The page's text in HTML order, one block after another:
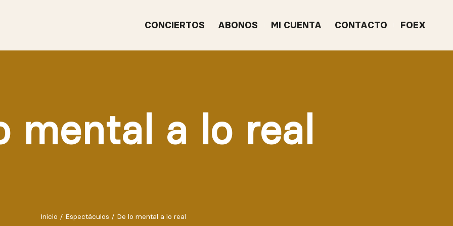
CONCIERTOS ABONOS MI CUENTA CONTACTO FOEX
mental a lo real
Inicio / Espectáculos / De lo mental a lo real